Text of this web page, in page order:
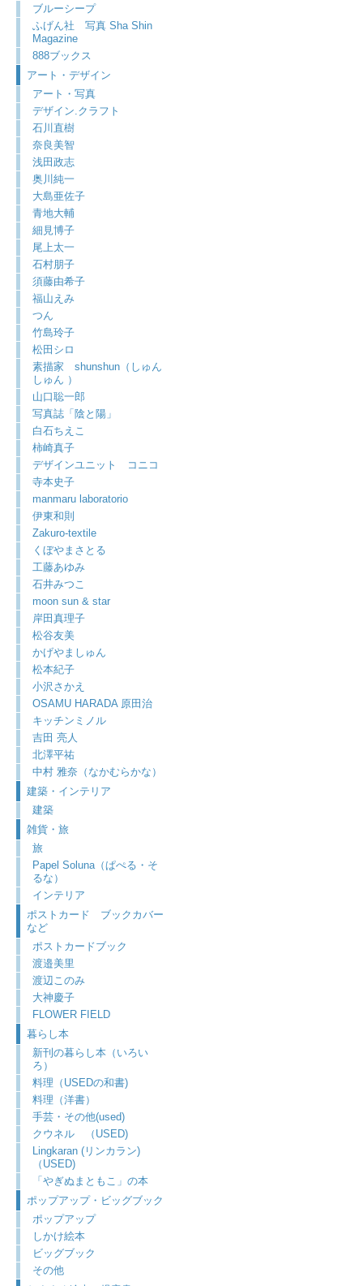
ブルーシープ
ふげん社 写真 Sha Shin
Magazine
888ブックス
アート・デザイン
アート・写真
デザイン.クラフト
石川直樹
奈良美智
浅田政志
奥川純一
大島亜佐子
青地大輔
細見博子
尾上太一
石村朋子
須藤由希子
福山えみ
つん
竹島玲子
松田シロ
素描家 shunshun（しゅん
しゅん ）
山口聡一郎
写真誌「陰と陽」
白石ちえこ
柿崎真子
デザインユニット コニコ
寺本史子
manmaru laboratorio
伊東和則
Zakuro-textile
くぼやまさとる
工藤あゆみ
石井みつこ
moon sun & star
岸田真理子
松谷友美
かげやましゅん
松本紀子
小沢さかえ
OSAMU HARADA 原田治
キッチンミノル
吉田 亮人
北澤平祐
中村 雅奈（なかむらかな）
建築・インテリア
建築
雑貨・旅
旅
Papel Soluna（ぱぺる・そ
るな）
インテリア
ポストカード ブックカバー
など
ポストカードブック
渡邉美里
渡辺このみ
大神慶子
FLOWER FIELD
暮らし本
新刊の暮らし本（いろい
ろ）
料理（USEDの和書)
料理（洋書）
手芸・その他(used)
クウネル （USED)
Lingkaran (リンカラン)
（USED)
「やぎぬまともこ」の本
ポップアップ・ビッグブック
ポップアップ
しかけ絵本
ビッグブック
その他